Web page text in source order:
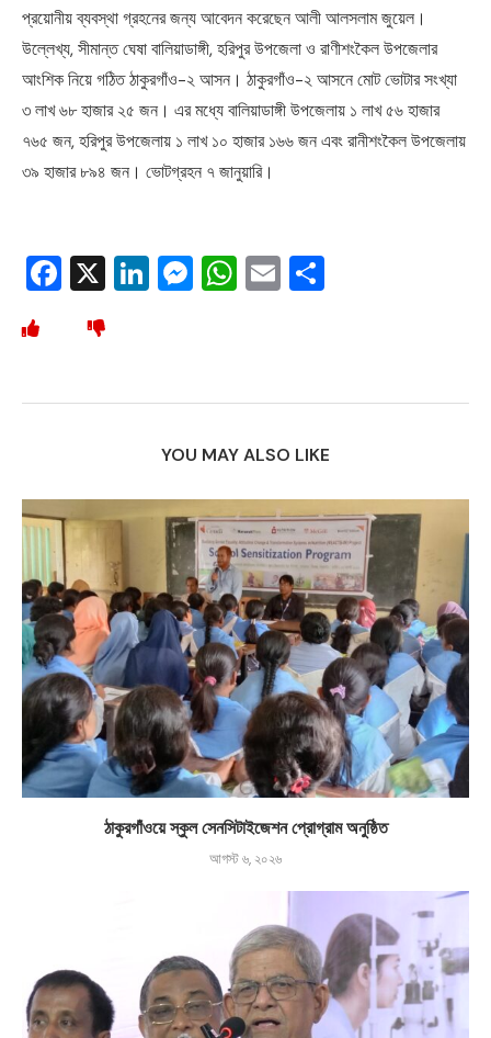
প্রয়োনীয় ব্যবস্থা গ্রহনের জন্য আবেদন করেছেন আলী আলসলাম জুয়েল।
উল্লেখ্য, সীমান্ত ঘেষা বালিয়াডাঙ্গী, হরিপুর উপজেলা ও রাণীশংকৈল উপজেলার
আংশিক নিয়ে গঠিত ঠাকুরগাঁও-২ আসন। ঠাকুরগাঁও-২ আসনে মোট ভোটার সংখ্যা
৩ লাখ ৬৮ হাজার ২৫ জন। এর মধ্যে বালিয়াডাঙ্গী উপজেলায় ১ লাখ ৫৬ হাজার
৭৬৫ জন, হরিপুর উপজেলায় ১ লাখ ১০ হাজার ১৬৬ জন এবং রানীশংকৈল উপজেলায়
৩৯ হাজার ৮৯৪ জন। ভোটগ্রহন ৭ জানুয়ারি।
Facebook
X LinkedIn
Messenger
WhatsApp
Email
YOU MAY ALSO LIKE
ঠাকুরগাঁওয়ে স্কুল সেনসিটাইজেশন প্রোগ্রাম অনুষ্ঠিত
আগস্ট ৬, ২০২৬